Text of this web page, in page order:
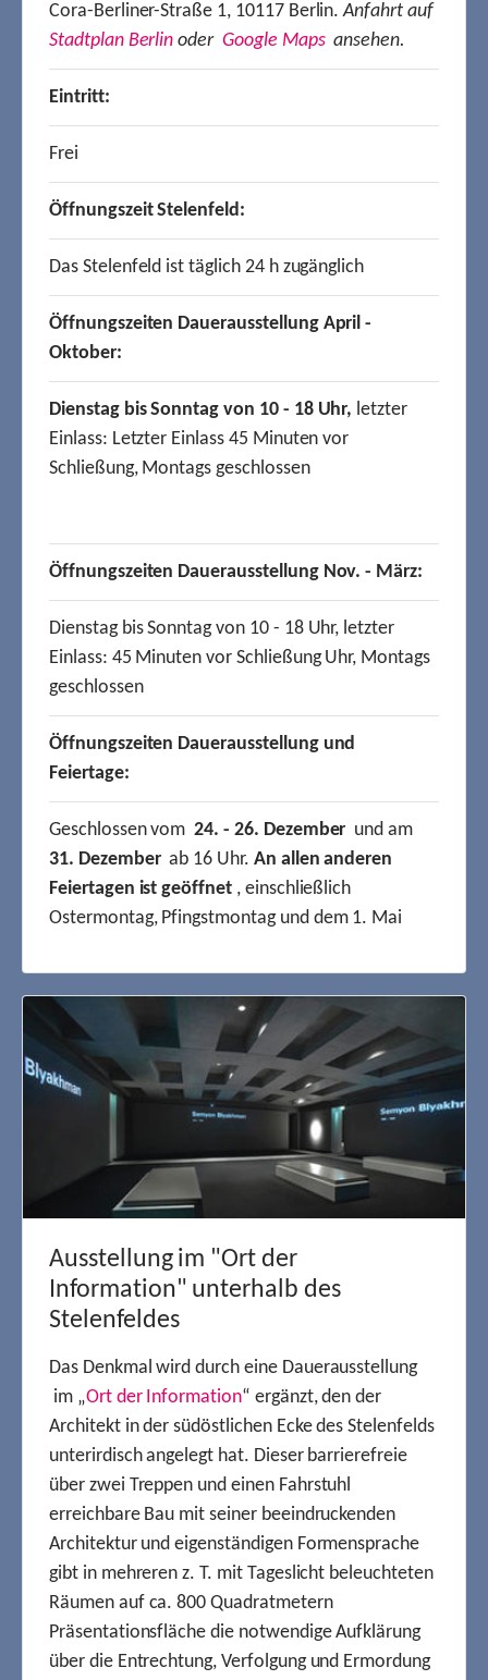
Ausstellung im "Ort der
Information" unterhalb des
Stelenfeldes
Das Denkmal wird durch eine Dauerausstellung
im „Ort der Information“ ergänzt, den der
Architekt in der südöstlichen Ecke des Stelenfelds
unterirdisch angelegt hat. Dieser barrierefreie
über zwei Treppen und einen Fahrstuhl
erreichbare Bau mit seiner beeindruckenden
Architektur und eigenständigen Formensprache
gibt in mehreren z. T. mit Tageslicht beleuchteten
Räumen auf ca. 800 Quadratmetern
Präsentationsfläche die notwendige Aufklärung
über die Entrechtung, Verfolgung und Ermordung
Cora-Berliner-Straße 1, 10117 Berlin.Anfahrt auf
Stadtplan Berlin oder Google Mapsansehen.
Eintritt:
Frei
Öffnungszeit Stelenfeld:
Das Stelenfeld ist täglich 24 h zugänglich
Öffnungszeiten Dauerausstellung April -
Oktober:
Dienstag bis Sonntag von 10 - 18 Uhr, letzter
Einlass: Letzter Einlass 45 Minuten vor
Schließung, Montags geschlossen
Öffnungszeiten Dauerausstellung Nov. - März:
Dienstag bis Sonntag von 10 - 18 Uhr, letzter
Einlass: 45 Minuten vor Schließung Uhr, Montags
geschlossen
Öffnungszeiten Dauerausstellung und
Feiertage:
Geschlossen vom24. - 26. Dezember und am
31. Dezemberab 16 Uhr. An allen anderen
Feiertagen ist geöffnet, einschließlich
Ostermontag, Pfingstmontag und dem 1. Mai